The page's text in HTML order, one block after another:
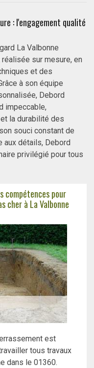
: l'engagement qualité
La Valbonne
sur mesure, en
et des
à son équipe
Debord
impeccable,
la durabilité des
souci constant de
aux détails, Debord
privilégié pour tous
compétences pour
cher à La Valbonne
est
tous travaux
dans le 01360.